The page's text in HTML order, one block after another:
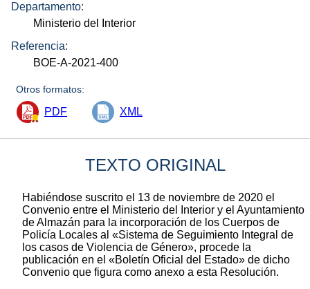
Departamento:
Ministerio del Interior
Referencia:
BOE-A-2021-400
Otros formatos:
PDF XML
TEXTO ORIGINAL
Habiéndose suscrito el 13 de noviembre de 2020 el
Convenio entre el Ministerio del Interior y el Ayuntamiento
de Almazán para la incorporación de los Cuerpos de
Policía Locales al «Sistema de Seguimiento Integral de
los casos de Violencia de Género», procede la
publicación en el «Boletín Oficial del Estado» de dicho
Convenio que figura como anexo a esta Resolución.